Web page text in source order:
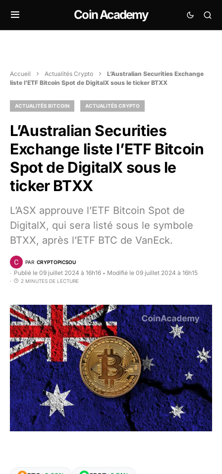
Coin Academy
Accueil Actualités Crypto
L’Australian Securities Exchange
liste l’ETF Bitcoin Spot de DigitalX sous le ticker BTXX
ACTUALITÉS BITCOIN ACTUALITÉS CRYPTO
L’Australian Securities
Exchange liste l’ETF Bitcoin
Spot de DigitalX sous le
ticker BTXX
L’ASX approuve l’ETF Bitcoin Spot de
DigitalX, qui sera listé sous le symbole
BTXX, après l’ETF BTC de VanEck.
PAR CRYPTOPICSOU
Publié le 09 juillet 2024 à 16h16 • Modifié le 09 juillet 2024 à 16h15
2 MINUTES DE LECTURE